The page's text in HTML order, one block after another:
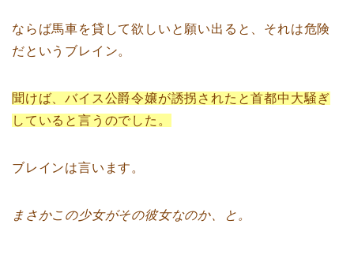
ならば馬車を貸して欲しいと願い出ると、それは危険
だというブレイン。
聞けば、バイス公爵令嬢が誘拐されたと首都中大騒ぎ
していると言うのでした。
ブレインは言います。
まさかこの少女がその彼女なのか、と。